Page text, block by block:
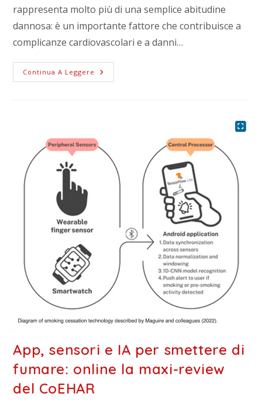
rappresenta molto più di una semplice abitudine
dannosa: è un importante fattore che contribuisce a
complicanze cardiovascolari e a danni…
Continua A Leggere
App, sensori e IA per smettere di
fumare: online la maxi-review
del CoEHAR